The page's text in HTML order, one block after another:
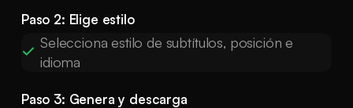
Paso 2: Elige estilo
Selecciona estilo de subtítulos, posición e
idioma
Paso 3: Genera y descarga